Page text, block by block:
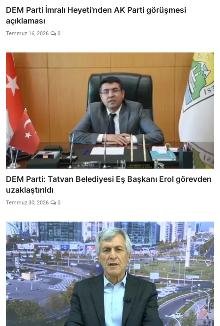
DEM Parti İmralı Heyeti'nden AK Parti görüşmesi
açıklaması
Temmuz 16, 2026 0
DEM Parti: Tatvan Belediyesi Eş Başkanı Erol görevden
uzaklaştırıldı
Temmuz 30, 2026 0